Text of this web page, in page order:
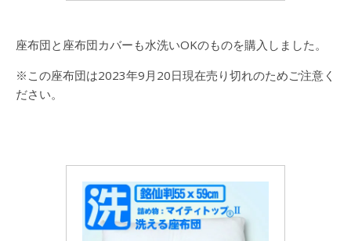
座布団と座布団カバーも水洗いOKのものを購入しました。
※この座布団は2023年9月20日現在売り切れのためご注意く
ださい。